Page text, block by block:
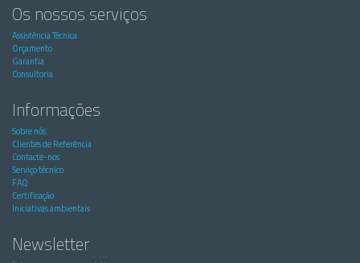
Os nossos serviços
Assistência Técnica
Orçamento
Garantia
Consultoria
Informações
Sobre nós
Clientes de Referência
Contacte-nos
Serviço técnico
FAQ
Certificação
Iniciativas ambientais
Newsletter